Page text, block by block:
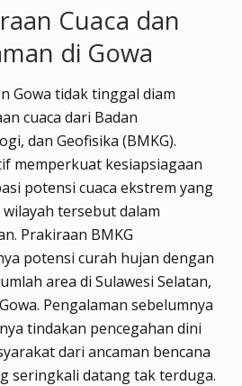
Cuaca dan
di Gowa
Gowa tidak tinggal diam
cuaca dari Badan
dan Geofisika (BMKG).
memperkuat kesiapsiagaan
potensi cuaca ekstrem yang
tersebut dalam
Prakiraan BMKG
potensi curah hujan dengan
area di Sulawesi Selatan,
Pengalaman sebelumnya
tindakan pencegahan dini
dari ancaman bencana
seringkali datang tak terduga.